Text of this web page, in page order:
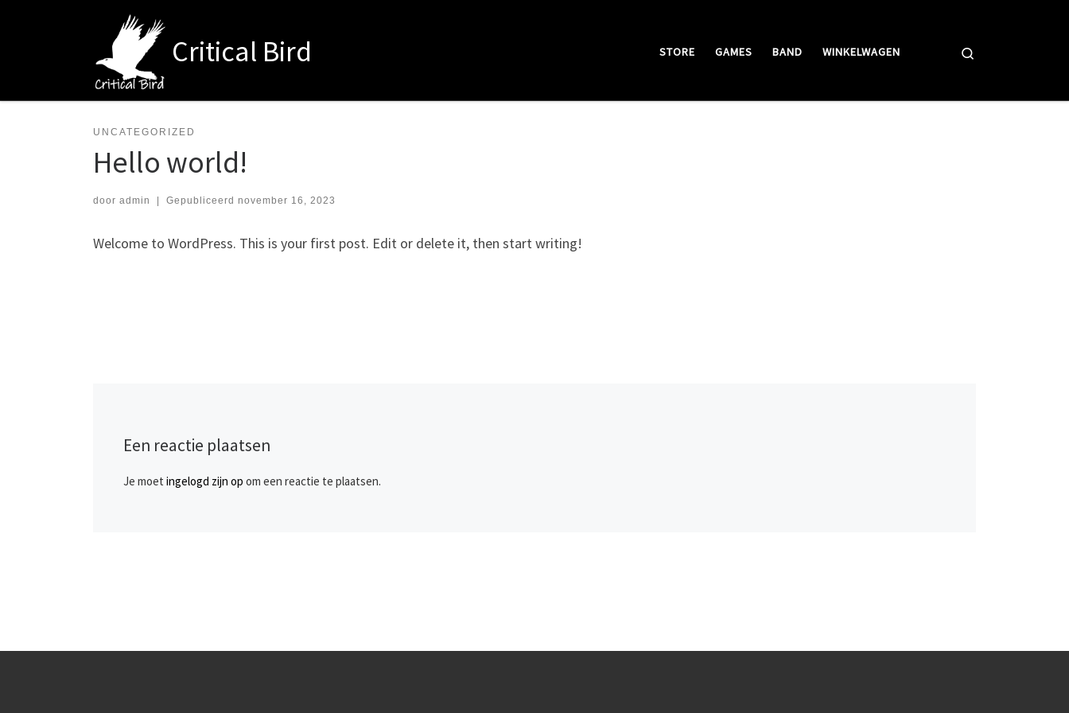
Critical Bird STORE GAMES BAND WINKELWAGEN
UNCATEGORIZED
Hello world!
door admin | Gepubliceerd november 16, 2023
Welcome to WordPress. This is your first post. Edit or delete it, then start writing!
Een reactie plaatsen
Je moet ingelogd zijn op om een reactie te plaatsen.